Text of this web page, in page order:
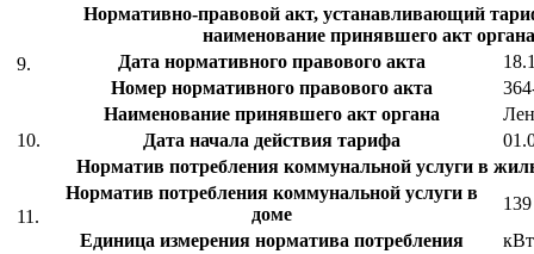
9.
Нормативно-правовой акт, устанавливающий
наименование принявшего акт
Дата нормативного правового акта
Номер нормативного правового акта
Наименование принявшего акт органа
10.
Дата начала действия тарифа
11.
Норматив потребления коммунальной услуги в
Норматив потребления коммунальной услуги в
доме
139
Единица измерения норматива потребления